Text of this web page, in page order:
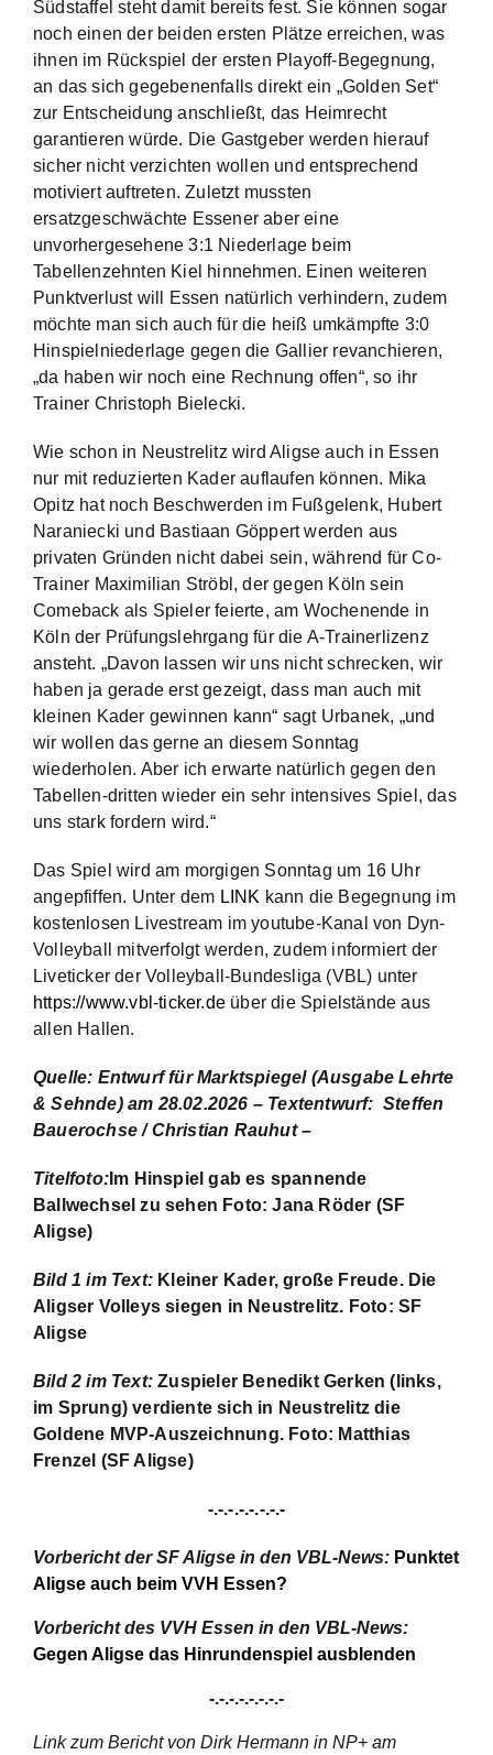
Südstaffel steht damit bereits fest. Sie können sogar
noch einen der beiden ersten Plätze erreichen, was
ihnen im Rückspiel der ersten Playoff-Begegnung,
an das sich gegebenenfalls direkt ein „Golden Set“
zur Entscheidung anschließt, das Heimrecht
garantieren würde. Die Gastgeber werden hierauf
sicher nicht verzichten wollen und entsprechend
motiviert auftreten. Zuletzt mussten
ersatzgeschwächte Essener aber eine
unvorhergesehene 3:1 Niederlage beim
Tabellenzehnten Kiel hinnehmen. Einen weiteren
Punktverlust will Essen natürlich verhindern, zudem
möchte man sich auch für die heiß umkämpfte 3:0
Hinspielniederlage gegen die Gallier revanchieren,
„da haben wir noch eine Rechnung offen“, so ihr
Trainer Christoph Bielecki.
Wie schon in Neustrelitz wird Aligse auch in Essen
nur mit reduzierten Kader auflaufen können. Mika
Opitz hat noch Beschwerden im Fußgelenk, Hubert
Naraniecki und Bastiaan Göppert werden aus
privaten Gründen nicht dabei sein, während für Co-
Trainer Maximilian Ströbl, der gegen Köln sein
Comeback als Spieler feierte, am Wochenende in
Köln der Prüfungslehrgang für die A-Trainerlizenz
ansteht. „Davon lassen wir uns nicht schrecken, wir
haben ja gerade erst gezeigt, dass man auch mit
kleinen Kader gewinnen kann“ sagt Urbanek, „und
wir wollen das gerne an diesem Sonntag
wiederholen. Aber ich erwarte natürlich gegen den
Tabellen-dritten wieder ein sehr intensives Spiel, das
uns stark fordern wird.“
Das Spiel wird am morgigen Sonntag um 16 Uhr
angepfiffen. Unter dem LINK kann die Begegnung im
kostenlosen Livestream im youtube-Kanal von Dyn-
Volleyball mitverfolgt werden, zudem informiert der
Liveticker der Volleyball-Bundesliga (VBL) unter
https://www.vbl-ticker.deüber die Spielstände aus
allen Hallen.
Quelle: Entwurf für Marktspiegel (Ausgabe Lehrte
& Sehnde) am 28.02.2026 – Textentwurf: Steffen
Bauerochse / Christian Rauhut –
Titelfoto:Im Hinspiel gab es spannende
Ballwechsel zu sehen Foto: Jana Röder (SF
Aligse)
Bild 1 im Text: Kleiner Kader, große Freude. Die
Aligser Volleys siegen in Neustrelitz. Foto: SF
Aligse
Bild 2 im Text:Zuspieler Benedikt Gerken (links,
im Sprung) verdiente sich in Neustrelitz die
Goldene MVP-Auszeichnung. Foto: Matthias
Frenzel (SF Aligse)
-.-.-.-.-.-.-.-
Vorbericht der SF Aligse in den VBL-News: Punktet
Aligse auch beim VVH Essen?
Vorbericht des VVH Essen in den VBL-News:
Gegen Aligse das Hinrundenspiel ausblenden
-.-.-.-.-.-.-.-
Link zum Bericht von Dirk Hermann in NP+ am